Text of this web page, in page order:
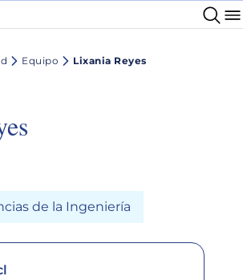
Equipo Lixania Reyes
de la Ingeniería